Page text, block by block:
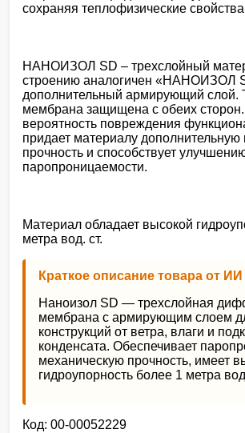
сохраняя теплофизические
НАНОИЗОЛ SD – трехслойный
строению аналогичен «НАНОИЗОЛ
дополнительный армирующий слой.
мембрана защищена с обеих
вероятность повреждения
придает материалу
прочность и способствует
паропроницаемости.
Материал обладает высокой
метра вод. ст.
Краткое описание товара от ИИ
Наноизол SD — трехслойная
мембрана с армирующим слоем
конструкций от ветра, влаги и
конденсата. Обеспечивает
механическую прочность, имеет
гидроупорность более 1 метра
Код: 00-00052229